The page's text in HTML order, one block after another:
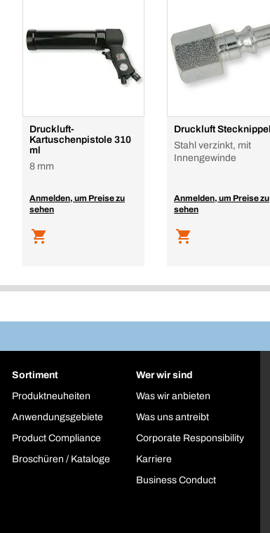
Druckluft-
Kartuschenpistole 310
ml
8 mm
Anmelden, um Preise zu
sehen
Druckluft Stecknippel
Stahl verzinkt, mit
Innengewinde
Anmelden, um Preise zu
sehen
Sortiment
Produktneuheiten
Anwendungsgebiete
Product Compliance
Broschüren / Kataloge
Wer wir sind
Was wir anbieten
Was uns antreibt
Corporate Responsibility
Karriere
Business Conduct